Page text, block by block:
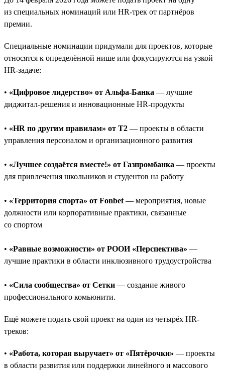
из специальных номинаций или HR-трек от партнёров
премии.
Специальные номинации придумали для проектов, которые
относятся к определённой нише или фокусируются на узкой
HR-задаче:
• «Цифровое лидерство» от Альфа-Банка — лучшие
диджитал-решения и инновационные HR-продукты
• «HR по другим правилам» от T2 — проекты в области
управления персоналом и организационного развития
• «Лучшее создаётся вместе!» от Газпромбанка — проекты
для привлечения школьников и студентов на работу
• «Территория спорта» от Fonbet — мероприятия, новые
должности или корпоративные практики, связанные
со спортом
• «Равные возможности» от РООИ «Перспектива» —
лучшие практики в области инклюзивного трудоустройства
• «Сила сообщества» от Сетки — создание живого
профессионального комьюнити.
Ещё можете подать свой проект на один из четырёх HR-
треков:
• «Работа, которая выручает» от «Пятёрочки» — проекты
в области развития или поддержки линейного и массового